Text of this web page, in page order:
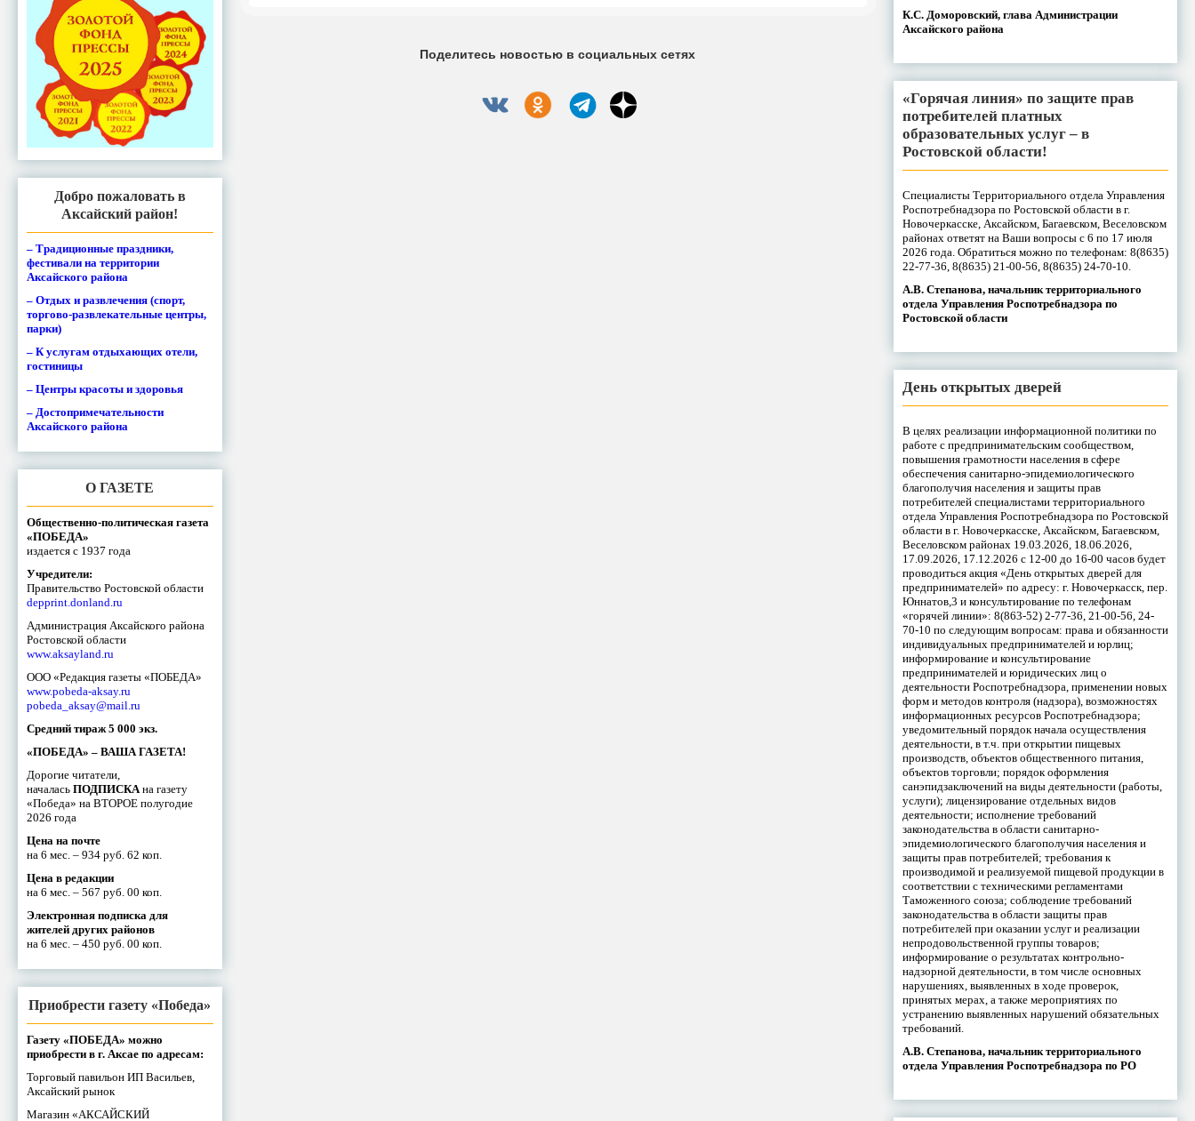
Добро пожаловать в
Аксайский район!
– Традиционные праздники,
фестивали на территории
Аксайского района
– Отдых и развлечения (спорт,
торгово-развлекательные центры,
парки)
– К услугам отдыхающих отели,
гостиницы
– Центры красоты и здоровья
– Достопримечательности
Аксайского района
О ГАЗЕТЕ
Общественно-политическая газета
«ПОБЕДА»
издается с 1937 года
Учредители:
Правительство Ростовской области
depprint.donland.ru
Администрация Аксайского района
Ростовской области
www.aksayland.ru
ООО «Редакция газеты «ПОБЕДА»
www.pobeda-aksay.ru
pobeda_aksay@mail.ru
Средний тираж 5 000 экз.
«ПОБЕДА» – ВАША ГАЗЕТА!
Дорогие читатели,
началась ПОДПИСКАна газету
«Победа» на ВТОРОЕ полугодие
2026 года
Цена на почте
на 6 мес. – 934 руб. 62 коп.
Цена в редакции
на 6 мес. – 567 руб. 00 коп.
Электронная подписка для
жителей других районов
на 6 мес. – 450 руб. 00 коп.
Приобрести газету «Победа»
Газету «ПОБЕДА» можно
приобрести в г. Аксае по адресам:
Торговый павильон ИП Васильев,
Аксайский рынок
Магазин «АКСАЙСКИЙ
Поделитесь новостью в социальных сетях
К.С. Доморовский, глава Администрации
Аксайского района
«Горячая линия» по защите прав
потребителей платных
образовательных услуг – в
Ростовской области!
Специалисты Территориального отдела Управления
Роспотребнадзора по Ростовской области в г.
Новочеркасске, Аксайском, Багаевском, Веселовском
районах ответят на Ваши вопросы с 6 по 17 июля
2026 года. Обратиться можно по телефонам: 8(8635)
22-77-36, 8(8635) 21-00-56, 8(8635) 24-70-10.
А.В. Степанова, начальник территориального
отдела Управления Роспотребнадзора по
Ростовской области
День открытых дверей
В целях реализации информационной политики по
работе с предпринимательским сообществом,
повышения грамотности населения в сфере
обеспечения санитарно-эпидемиологического
благополучия населения и защиты прав
потребителей специалистами территориального
отдела Управления Роспотребнадзора по Ростовской
области в г. Новочеркасске, Аксайском, Багаевском,
Веселовском районах 19.03.2026, 18.06.2026,
17.09.2026, 17.12.2026 с 12-00 до 16-00 часов будет
проводиться акция «День открытых дверей для
предпринимателей» по адресу: г. Новочеркасск, пер.
Юннатов,3 и консультирование по телефонам
«горячей линии»: 8(863-52) 2-77-36, 21-00-56, 24-
70-10 по следующим вопросам: права и обязанности
индивидуальных предпринимателей и юрлиц;
информирование и консультирование
предпринимателей и юридических лиц о
деятельности Роспотребнадзора, применении новых
форм и методов контроля (надзора), возможностях
информационных ресурсов Роспотребнадзора;
уведомительный порядок начала осуществления
деятельности, в т.ч. при открытии пищевых
производств, объектов общественного питания,
объектов торговли; порядок оформления
санэпидзаключений на виды деятельности (работы,
услуги); лицензирование отдельных видов
деятельности; исполнение требований
законодательства в области санитарно-
эпидемиологического благополучия населения и
защиты прав потребителей; требования к
производимой и реализуемой пищевой продукции в
соответствии с техническими регламентами
Таможенного союза; соблюдение требований
законодательства в области защиты прав
потребителей при оказании услуг и реализации
непродовольственной группы товаров;
информирование о результатах контрольно-
надзорной деятельности, в том числе основных
нарушениях, выявленных в ходе проверок,
принятых мерах, а также мероприятиях по
устранению выявленных нарушений обязательных
требований.
А.В. Степанова, начальник территориального
отдела Управления Роспотребнадзора по РО